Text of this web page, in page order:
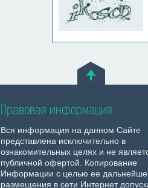
Правовая информация
Вся информация на данном Сайте
представлена исключительно в
ознакомительных целях и не
публичной офертой. Копирование
Информации с целью ее
размещения в сети Интернет